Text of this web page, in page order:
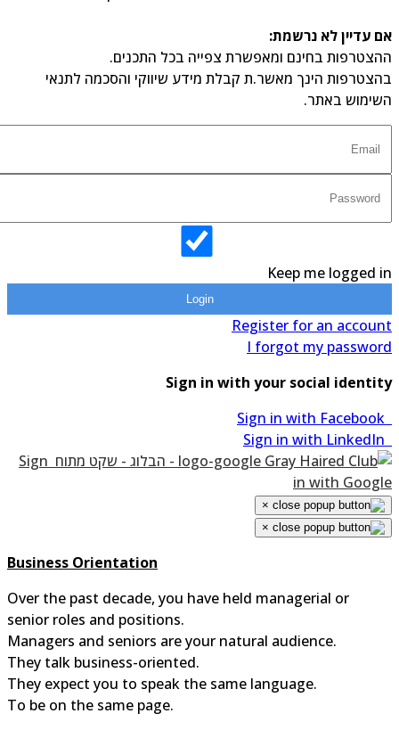
עדיין לא נרשמת:
בחינם ומאפשרת צפייה בכל התכנים.
הינך מאשר.ת קבלת מידע שיווקי והסכמה לתנאי
באתר.
Keep me logged
Login
Register for an
I forgot my
Sign in with your social
Sign
in with
×
×
Business Orientation
Over the past decade, you have held managerial or
senior roles and positions.
Managers and seniors are your natural audience.
They talk business-oriented.
They expect you to speak the same language.
To be on the same page.